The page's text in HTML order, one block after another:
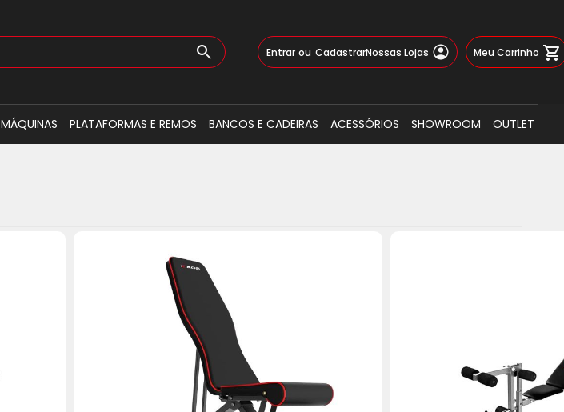
Pular
para
Entrar CadastrarNossas Lojas Meu Carrinho
MÁQUINAS PLATAFORMAS E REMOS BANCOS E CADEIRAS ACESSÓRIOS SHOWROOM OUTLET